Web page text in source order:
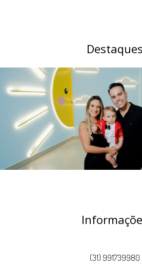
Destaques
(31) 991739980